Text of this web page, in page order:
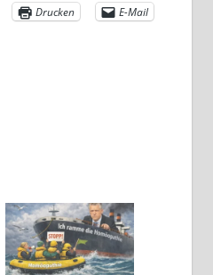
Drucken E-Mail